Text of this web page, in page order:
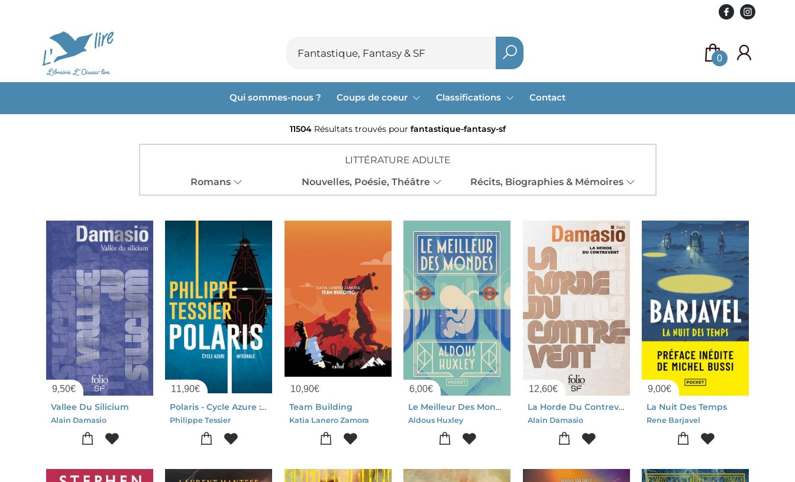
0
Qui sommes-nous ? Coups de coeur Classifications Contact
11504 Résultats trouvés pour fantastique-fantasy-sf
LITTÉRATURE ADULTE
Romans
Nouvelles, Poésie, Théâtre Récits, Biographies & Mémoires
9,50€
Vallee Du Silicium
Alain Damasio
11,90€
Polaris - Cycle Azure : Integrale
Philippe Tessier
10,90€
Team Building
Katia Lanero Zamora
6,00€
Le Meilleur Des Mondes
Aldous Huxley
12,60€
La Horde Du Contrevent
Alain Damasio
9,00€
La Nuit Des Temps
Rene Barjavel